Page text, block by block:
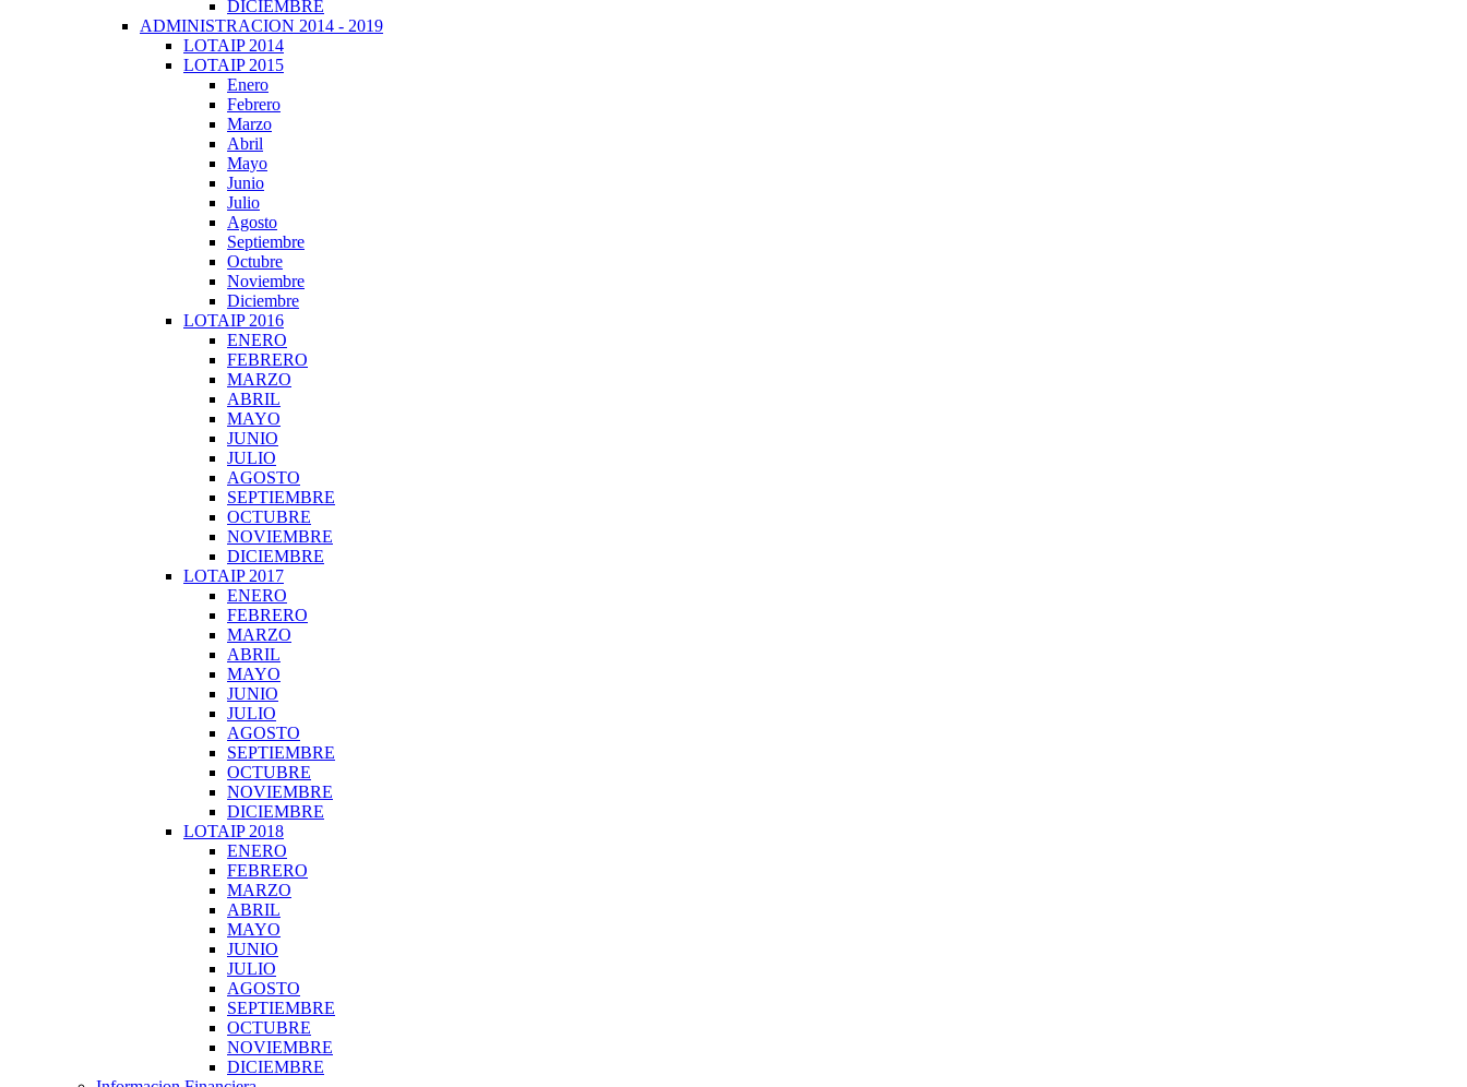
DICIEMBRE
ADMINISTRACION 2014 - 2019
LOTAIP 2014
LOTAIP 2015
Enero
Febrero
Marzo
Abril
Mayo
Junio
Julio
Agosto
Septiembre
Octubre
Noviembre
Diciembre
LOTAIP 2016
ENERO
FEBRERO
MARZO
ABRIL
MAYO
JUNIO
JULIO
AGOSTO
SEPTIEMBRE
OCTUBRE
NOVIEMBRE
DICIEMBRE
LOTAIP 2017
ENERO
FEBRERO
MARZO
ABRIL
MAYO
JUNIO
JULIO
AGOSTO
SEPTIEMBRE
OCTUBRE
NOVIEMBRE
DICIEMBRE
LOTAIP 2018
ENERO
FEBRERO
MARZO
ABRIL
MAYO
JUNIO
JULIO
AGOSTO
SEPTIEMBRE
OCTUBRE
NOVIEMBRE
DICIEMBRE